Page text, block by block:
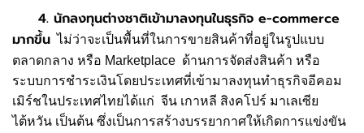
4. นักลงทุนต่างชาติเข้ามาลงทุนในธุรกิจ e-commerce
มากขึ้น ไม่ว่าจะเป็นพื้นที่ในการขายสินค้าที่อยู่ในรูปแบบ
ตลาดกลาง หรือ Marketplace ด้านการจัดส่งสินค้า หรือ
ระบบการชำระเงินโดยประเทศที่เข้ามาลงทุนทำธุรกิจอีคอม
เมิร์ชในประเทศไทยได้แก่ จีน เกาหลี สิงคโปร์ มาเลเซีย
ไต้หวัน เป็นต้น ซึ่งเป็นการสร้างบรรยากาศให้เกิดการแข่งขัน